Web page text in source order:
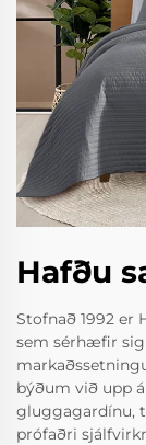
Hafðu
Stofnað 1992
sem sérhæfir
býðum við upp
gluggagardínu,
prófaðri